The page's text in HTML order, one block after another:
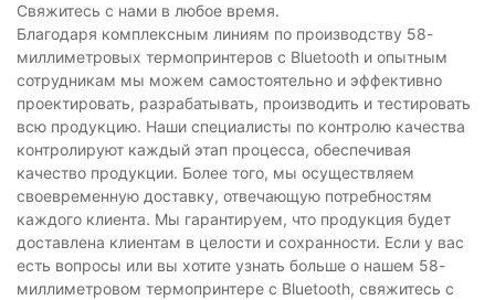
Свяжитесь с нами в любое время.
Благодаря комплексным линиям по производству 58-
миллиметровых термопринтеров с Bluetooth и опытным
сотрудникам мы можем самостоятельно и эффективно
проектировать, разрабатывать, производить и тестировать
всю продукцию. Наши специалисты по контролю качества
контролируют каждый этап процесса, обеспечивая
качество продукции. Более того, мы осуществляем
своевременную доставку, отвечающую потребностям
каждого клиента. Мы гарантируем, что продукция будет
доставлена ​​клиентам в целости и сохранности. Если у вас
есть вопросы или вы хотите узнать больше о нашем 58-
миллиметровом термопринтере с Bluetooth, свяжитесь с